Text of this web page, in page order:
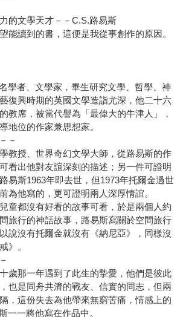
的文學天才－－C.S.路易斯
能讀到的書，這便是我從事創作的原因。
學者、文學家，畢生研究文學、哲學、神
復興時期的英國文學造詣尤深，他二十六
教席，被當代譽為「最偉大的牛津人」，
地位的作家兼思想家。
－
教授、世界奇幻文學大師，從路易斯的作
看出他對友誼深刻的描述；另一件可證明
易斯1963年即去世，但1973年托爾金過世
為他寫的，更可證明兩人深厚情誼。
童都沒有好看的故事可看，於是兩個人約
旅行的神話故事，路易斯寫關於空間旅行
說沒有托爾金就沒有《納尼亞》，同樣沒
》。
歲那一年遇到了此生的摯愛，他們是彼此
也是同舟共濟的戰友、信實的同志，但兩
，這份失去為他帶來無窮苦痛，情感上的
一一將他寫在作品中。